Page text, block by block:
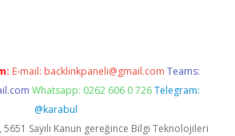
E-mail: backlinkpaneli@gmail.com Teams:
Whatsapp: 0262 606 0 726 Telegram:
@karabul
5651 Sayılı Kanun gereğince Bilgi Teknolojileri